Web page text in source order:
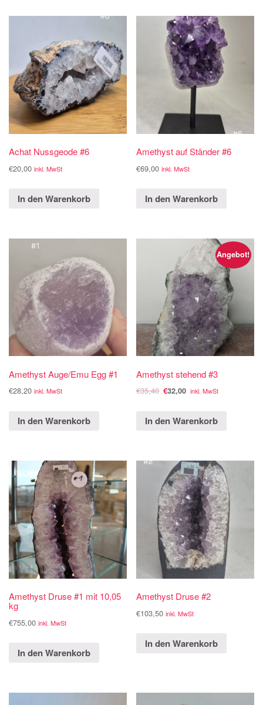
Achat Nussgeode #6
€20,00 inkl. MwSt
In den Warenkorb
Amethyst auf Ständer #6
€69,00 inkl. MwSt
In den Warenkorb
Amethyst Auge/Emu Egg #1
€28,20 inkl. MwSt
In den Warenkorb
Angebot!
Amethyst stehend #3
€35,40 €32,00 inkl. MwSt
In den Warenkorb
Amethyst Druse #1 mit 10,05
kg
€755,00 inkl. MwSt
In den Warenkorb
Amethyst Druse #2
€103,50 inkl. MwSt
In den Warenkorb